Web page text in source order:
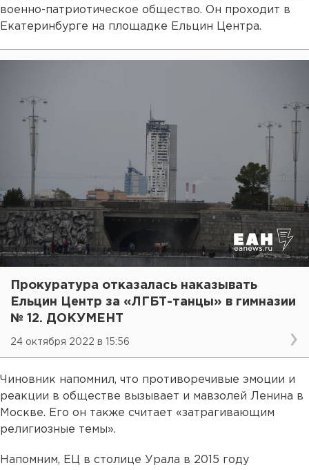
военно-патриотическое общество. Он проходит в
Екатеринбурге на площадке Ельцин Центра.
Прокуратура отказалась наказывать
Ельцин Центр за «ЛГБТ-танцы» в гимназии
№ 12. ДОКУМЕНТ
24 октября 2022 в 15:56
Чиновник напомнил, что противоречивые эмоции и
реакции в обществе вызывает и мавзолей Ленина в
Москве. Его он также считает «затрагивающим
религиозные темы».
Напомним, ЕЦ в столице Урала в 2015 году